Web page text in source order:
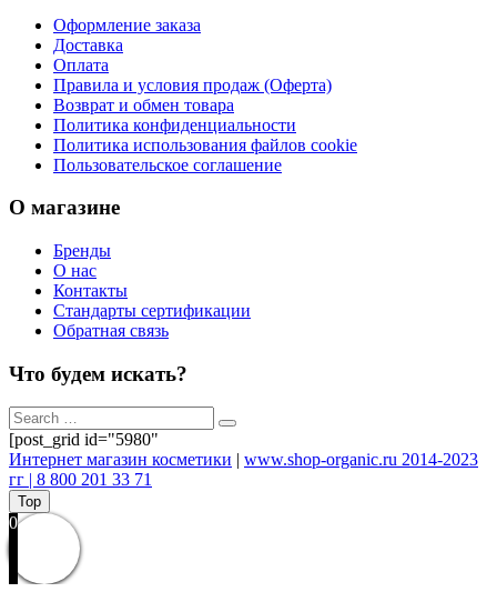
Оформление заказа
Доставка
Оплата
Правила и условия продаж (Оферта)
Возврат и обмен товара
Политика конфиденциальности
Политика использования файлов cookie
Пользовательское соглашение
О магазине
Бренды
О нас
Контакты
Стандарты сертификации
Обратная связь
Что будем искать?
[post_grid id="5980"
Интернет магазин косметики | www.shop-organic.ru 2014-2023
гг | 8 800 201 33 71
Top
0